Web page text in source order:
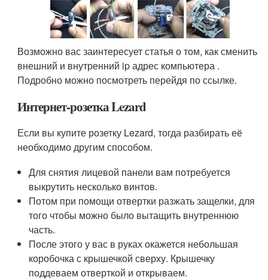
Возможно вас заинтересует статья о том, как сменить
внешний и внутренний ip адрес компьютера .
Подробно можно посмотреть перейдя по ссылке.
Интернет-розетка Lezard
Если вы купите розетку Lezard, тогда разбирать её
необходимо другим способом.
Для снятия лицевой панели вам потребуется
выкрутить несколько винтов.
Потом при помощи отвертки разжать защелки, для
того чтобы можно было вытащить внутреннюю
часть.
После этого у вас в руках окажется небольшая
коробочка с крышечкой сверху. Крышечку
поддеваем отверткой и открываем.